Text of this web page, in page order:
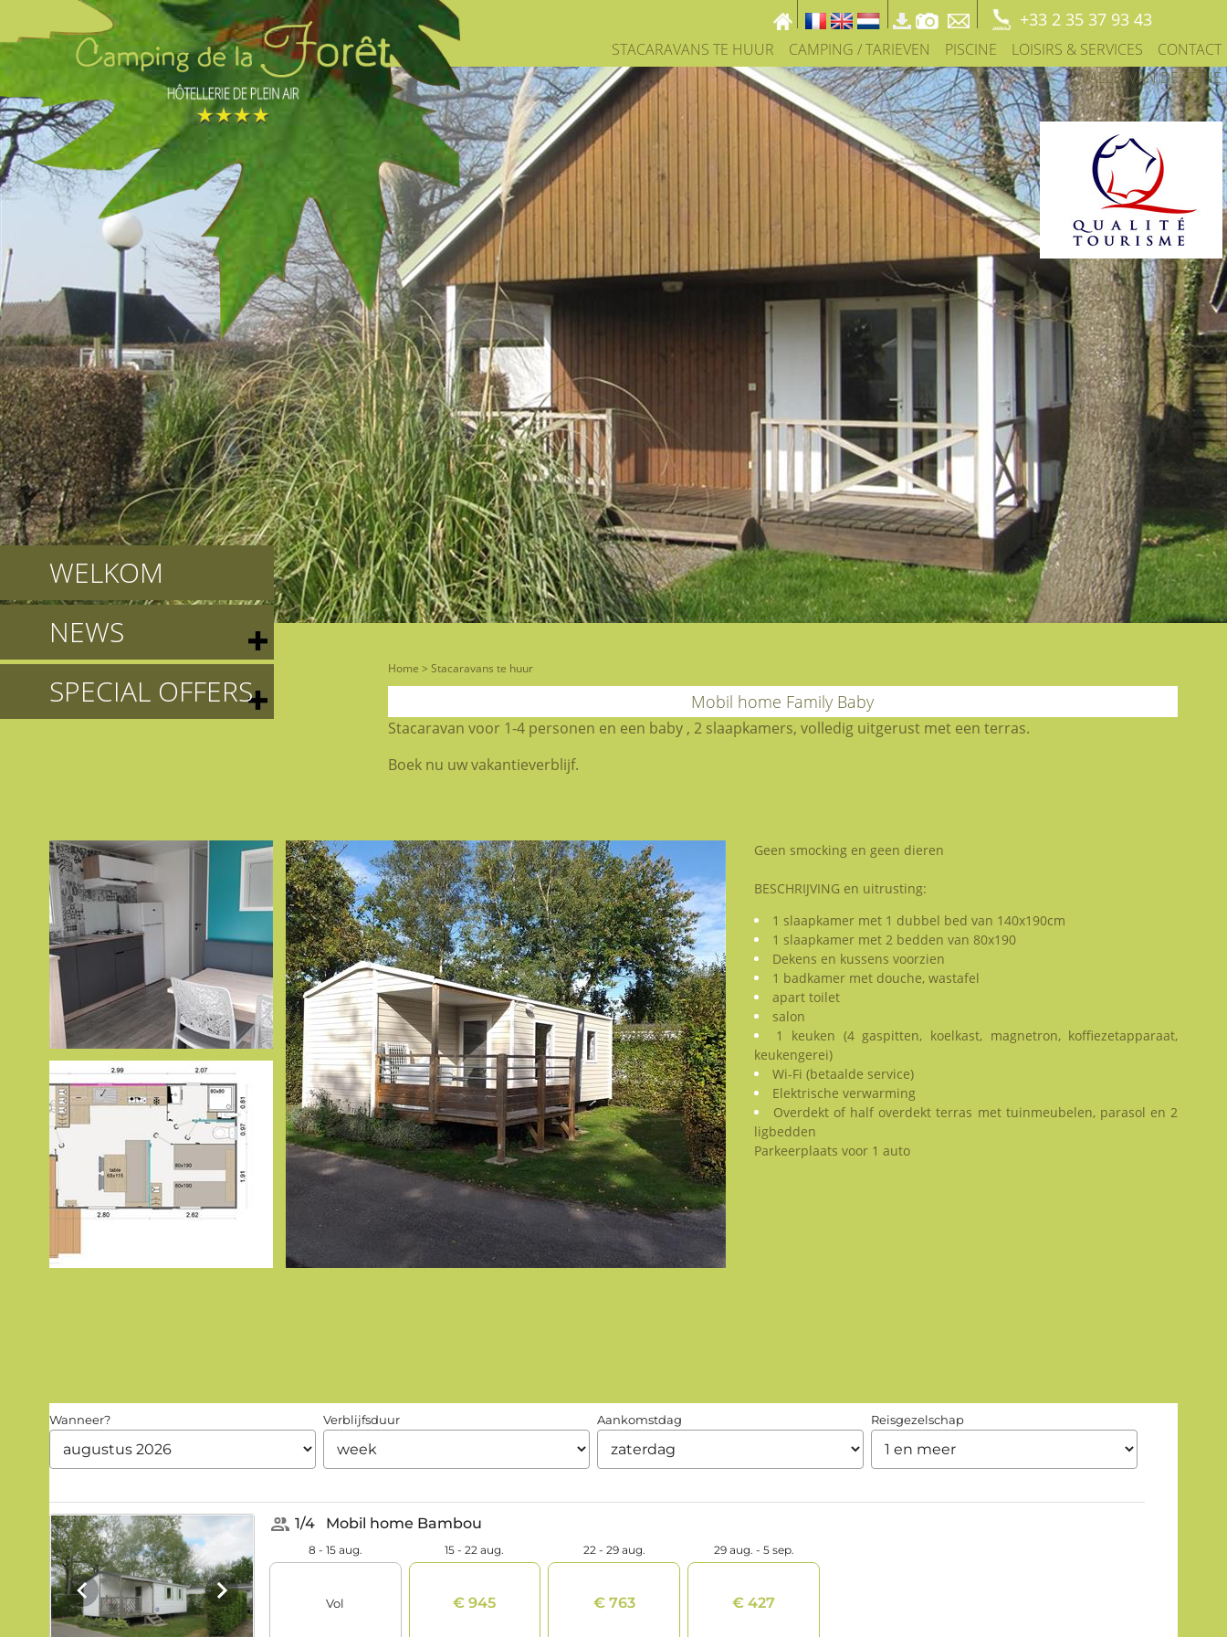
+33 2 35 37 93 43
STACARAVANS TE HUUR CAMPING / TARIEVEN PISCINE LOISIRS & SERVICES
CONTACT
VALLEI VAN DE SEINE
WELKOM
NEWS
SPECIAL OFFERS
Home > Stacaravans te huur
Mobil home Family Baby
Stacaravan voor 1-4 personen en een baby , 2 slaapkamers, volledig uitgerust met een terras.
Boek nu uw vakantieverblijf.
Geen smocking en geen dieren
BESCHRIJVING en uitrusting:
1 slaapkamer met 1 dubbel bed van 140x190cm
1 slaapkamer met 2 bedden van 80x190
Dekens en kussens voorzien
1 badkamer met douche, wastafel
apart toilet
salon
1 keuken (4 gaspitten, koelkast, magnetron, koffiezetapparaat,
keukengerei)
Wi-Fi (betaalde service)
Elektrische verwarming
Overdekt of half overdekt terras met tuinmeubelen, parasol en 2
ligbedden
Parkeerplaats voor 1 auto